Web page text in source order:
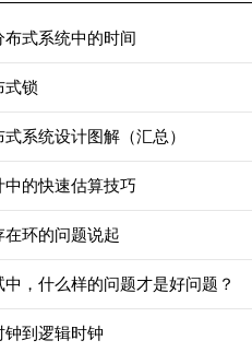
布式系统中的时间
式锁
系统设计图解（汇总）
中的快速估算技巧
在环的问题说起
中，什么样的问题才是好问题？
钟到逻辑时钟